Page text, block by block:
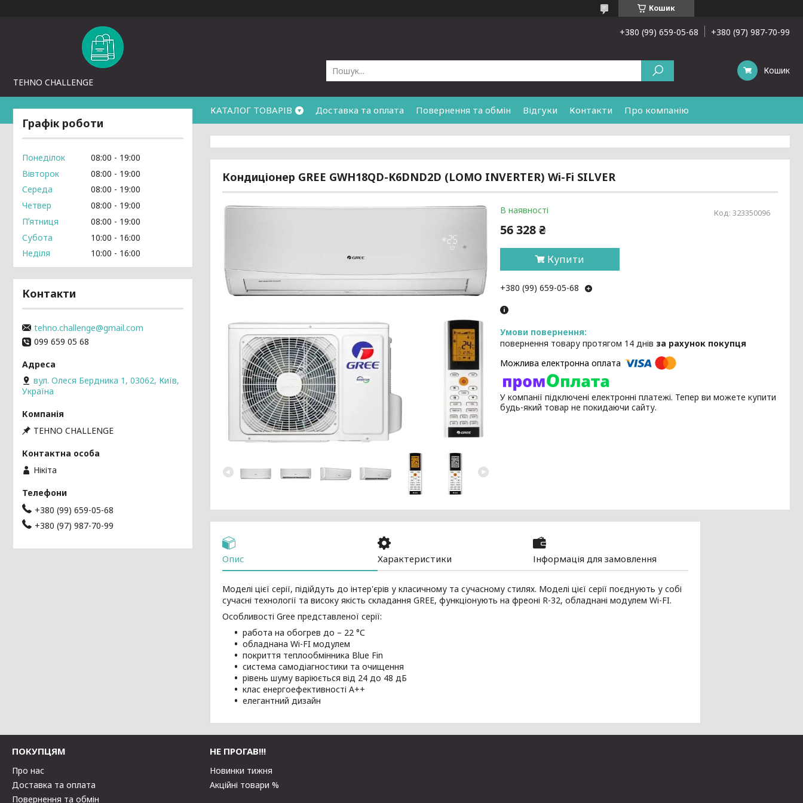
Кошик
TEHNO CHALLENGE
+380 (99) 659-05-68 +380 (97) 987-70-99
Кошик
КАТАЛОГ ТОВАРІВ Доставка та оплата Повернення та обмін Відгуки Контакти Про компанію
Кондиціонер GREE GWH18QD-K6DND2D (LOMO INVERTER) Wi-Fi SILVER
В наявності Код: 323350096
56 328 ₴
Купити
+380 (99) 659-05-68
повернення товару протягом 14 днів за рахунок покупця
У компанії підключені електронні платежі. Тепер ви можете купити
будь-який товар не покидаючи сайту.
Опис Характеристики Інформація для замовлення
Моделі цієї серії, підійдуть до інтер'єрів у класичному та сучасному стилях. Моделі цієї серії поєднують у собі
сучасні технології та високу якість складання GREE, функціонують на фреоні R-32, обладнані модулем Wi-FI.
Особливості Gree представленої серії:
работа на обогрев до – 22 °С
обладнана Wi-FI модулем
покриття теплообмінника Blue Fin
система самодіагностики та очищення
рівень шуму варіюється від 24 до 48 дБ
клас енергоефективності A++
елегантний дизайн
Графік роботи
Понеділок 08:00
19:00
Вівторок
08:00
19:00
Середа
08:00
19:00
Четвер
08:00
19:00
Пʼятниця
08:00
19:00
Субота
10:00
16:00
Неділя
10:00 16:00
Контакти
tehno.challenge@gmail.com
099 659 05 68
вул. Олеся Бердника 1, 03062, Київ,
Україна
TEHNO CHALLENGE
Нікіта
+380 (99) 659-05-68
+380 (97) 987-70-99
ПОКУПЦЯМ
Про нас
Доставка та оплата
Повернення та обмін
НЕ ПРОГАВ!!!
Новинки тижня
Акційні товари %